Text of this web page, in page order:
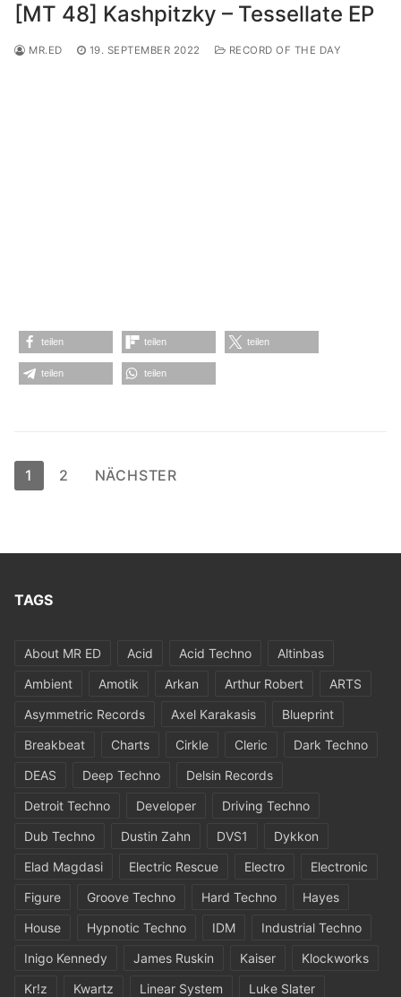
[MT 48] Kashpitzky – Tessellate EP
MR.ED 19. SEPTEMBER 2022 RECORD OF THE DAY
teilen teilen teilen
teilen teilen
Seitennummerierung
der
1 2 NÄCHSTER
TAGS
About MR ED Acid Acid Techno
Altinbas
Ambient
Amotik Arkan Arthur Robert
ARTS
Asymmetric Records
Axel Karakasis
Blueprint
Breakbeat
Charts Cirkle Cleric
Dark Techno
DEAS
Deep Techno
Delsin Records
Detroit Techno
Developer
Driving Techno
Dub Techno
Dustin Zahn DVS1
Dykkon
Elad Magdasi
Electric Rescue Electro
Electronic
Figure
Groove Techno Hard Techno
Hayes
House
Hypnotic Techno IDM
Industrial Techno
Inigo Kennedy
James Ruskin Kaiser
Klockworks
Kr!z
Kwartz Linear System
Luke Slater